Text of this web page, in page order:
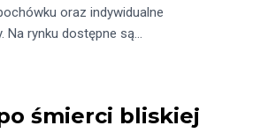
oraz indywidualne
Na rynku dostępne są…
śmierci bliskiej